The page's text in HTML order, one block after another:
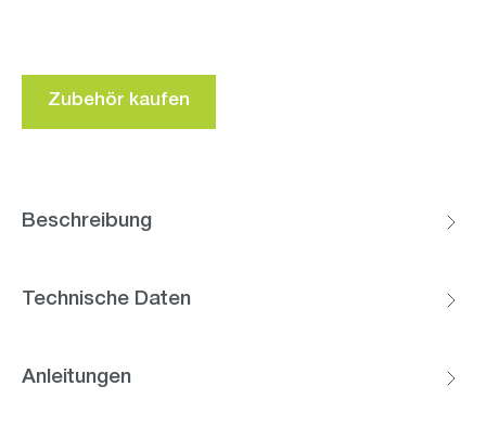
Zubehör kaufen
Beschreibung
Technische Daten
Anleitungen